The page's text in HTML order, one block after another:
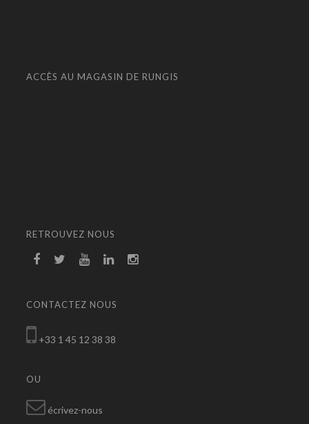
ACCÈS AU MAGASIN DE RUNGIS
RETROUVEZ NOUS
CONTACTEZ NOUS
+33 1 45 12 38 38
OU
écrivez-nous